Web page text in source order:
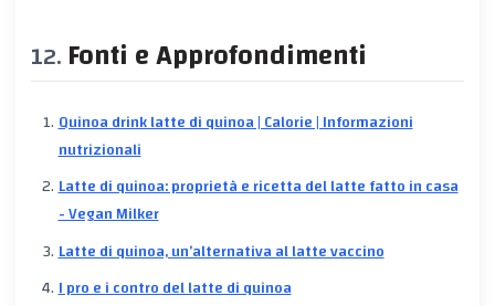
Fonti e Approfondimenti
Quinoa drink latte di quinoa | Calorie | Informazioni
nutrizionali
Latte di quinoa: proprietà e ricetta del latte fatto in casa
- Vegan Milker
Latte di quinoa, un’alternativa al latte vaccino
I pro e i contro del latte di quinoa